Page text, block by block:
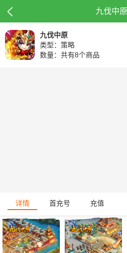
九伐中原
九伐中原
类型：策略
数量：共有8个商品
详情 首充号 充值